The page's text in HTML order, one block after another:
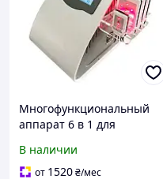
Многофункциональный
аппарат 6 в 1 для
фигуры кавитация, RF-
лифтинг, вакуум и лазер
В наличии
от 1520₴/мес